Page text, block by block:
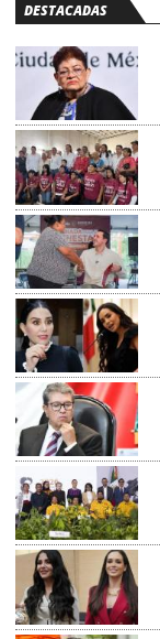
DESTACADAS